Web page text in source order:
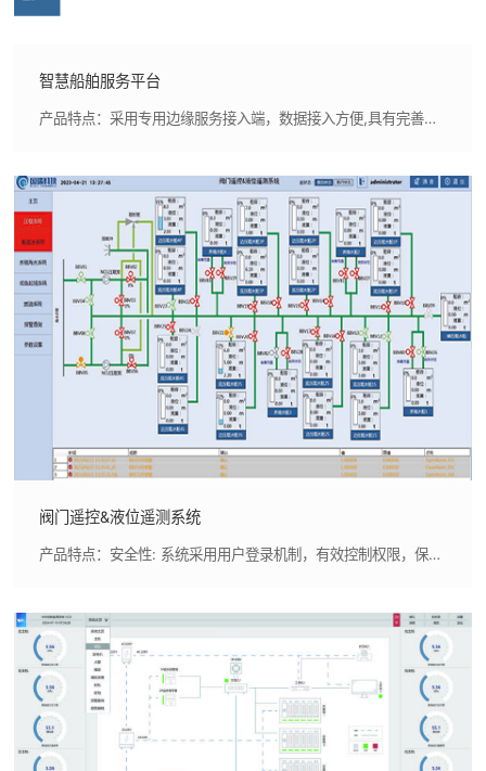
智慧船舶服务平台
产品特点：采用专用边缘服务接入端，数据接入方便,具有完善的系统管理后台，灵活配置用户授权
阀门遥控&液位遥测系统
产品特点：安全性: 系统采用用户登录机制，有效控制权限，保障 操作安全。,同步性: 主监控程序安装于各工作站工控机，确保系统 间数据同步稳定、信息一致。